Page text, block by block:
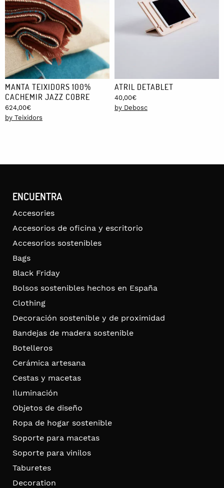
MANTA TEIXIDORS 100%
CACHEMIR JAZZ COBRE
624,00€
by Teixidors
ATRIL DETABLET
40,00€
by Debosc
ENCUENTRA
Accesories
Accesorios de oficina y escritorio
Accesorios sostenibles
Bags
Black Friday
Bolsos sostenibles hechos en España
Clothing
Decoración sostenible y de proximidad
Bandejas de madera sostenible
Botelleros
Cerámica artesana
Cestas y macetas
Iluminación
Objetos de diseño
Ropa de hogar sostenible
Soporte para macetas
Soporte para vinilos
Taburetes
Decoration